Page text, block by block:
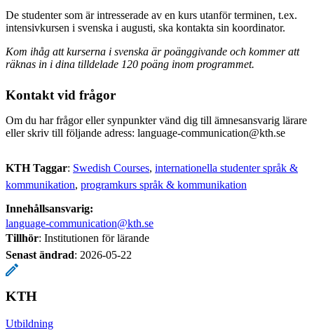
De studenter som är intresserade av en kurs utanför terminen, t.ex.
intensivkursen i svenska i augusti, ska kontakta sin koordinator.
Kom ihåg att kurserna i svenska är poänggivande och kommer att
räknas in i dina tilldelade 120 poäng inom programmet.
Kontakt vid frågor
Om du har frågor eller synpunkter vänd dig till ämnesansvarig lärare
eller skriv till följande adress: language-communication@kth.se
KTH Taggar: Swedish Courses internationella studenter språk &
kommunikation programkurs språk & kommunikation
Innehållsansvarig:
language-communication@kth.se
Tillhör: Institutionen för lärande
Senast ändrad: 2026-05-22
KTH
Utbildning